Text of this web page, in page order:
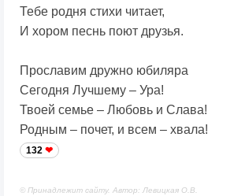
Тебе родня стихи читает,
И хором песнь поют друзья.
Прославим дружно юбиляра
Сегодня Лучшему – Ура!
Твоей семье – Любовь и Слава!
Родным – почет, и всем – хвала!
132
© Принадлежит сайту. Автор: Левицкая О.В.